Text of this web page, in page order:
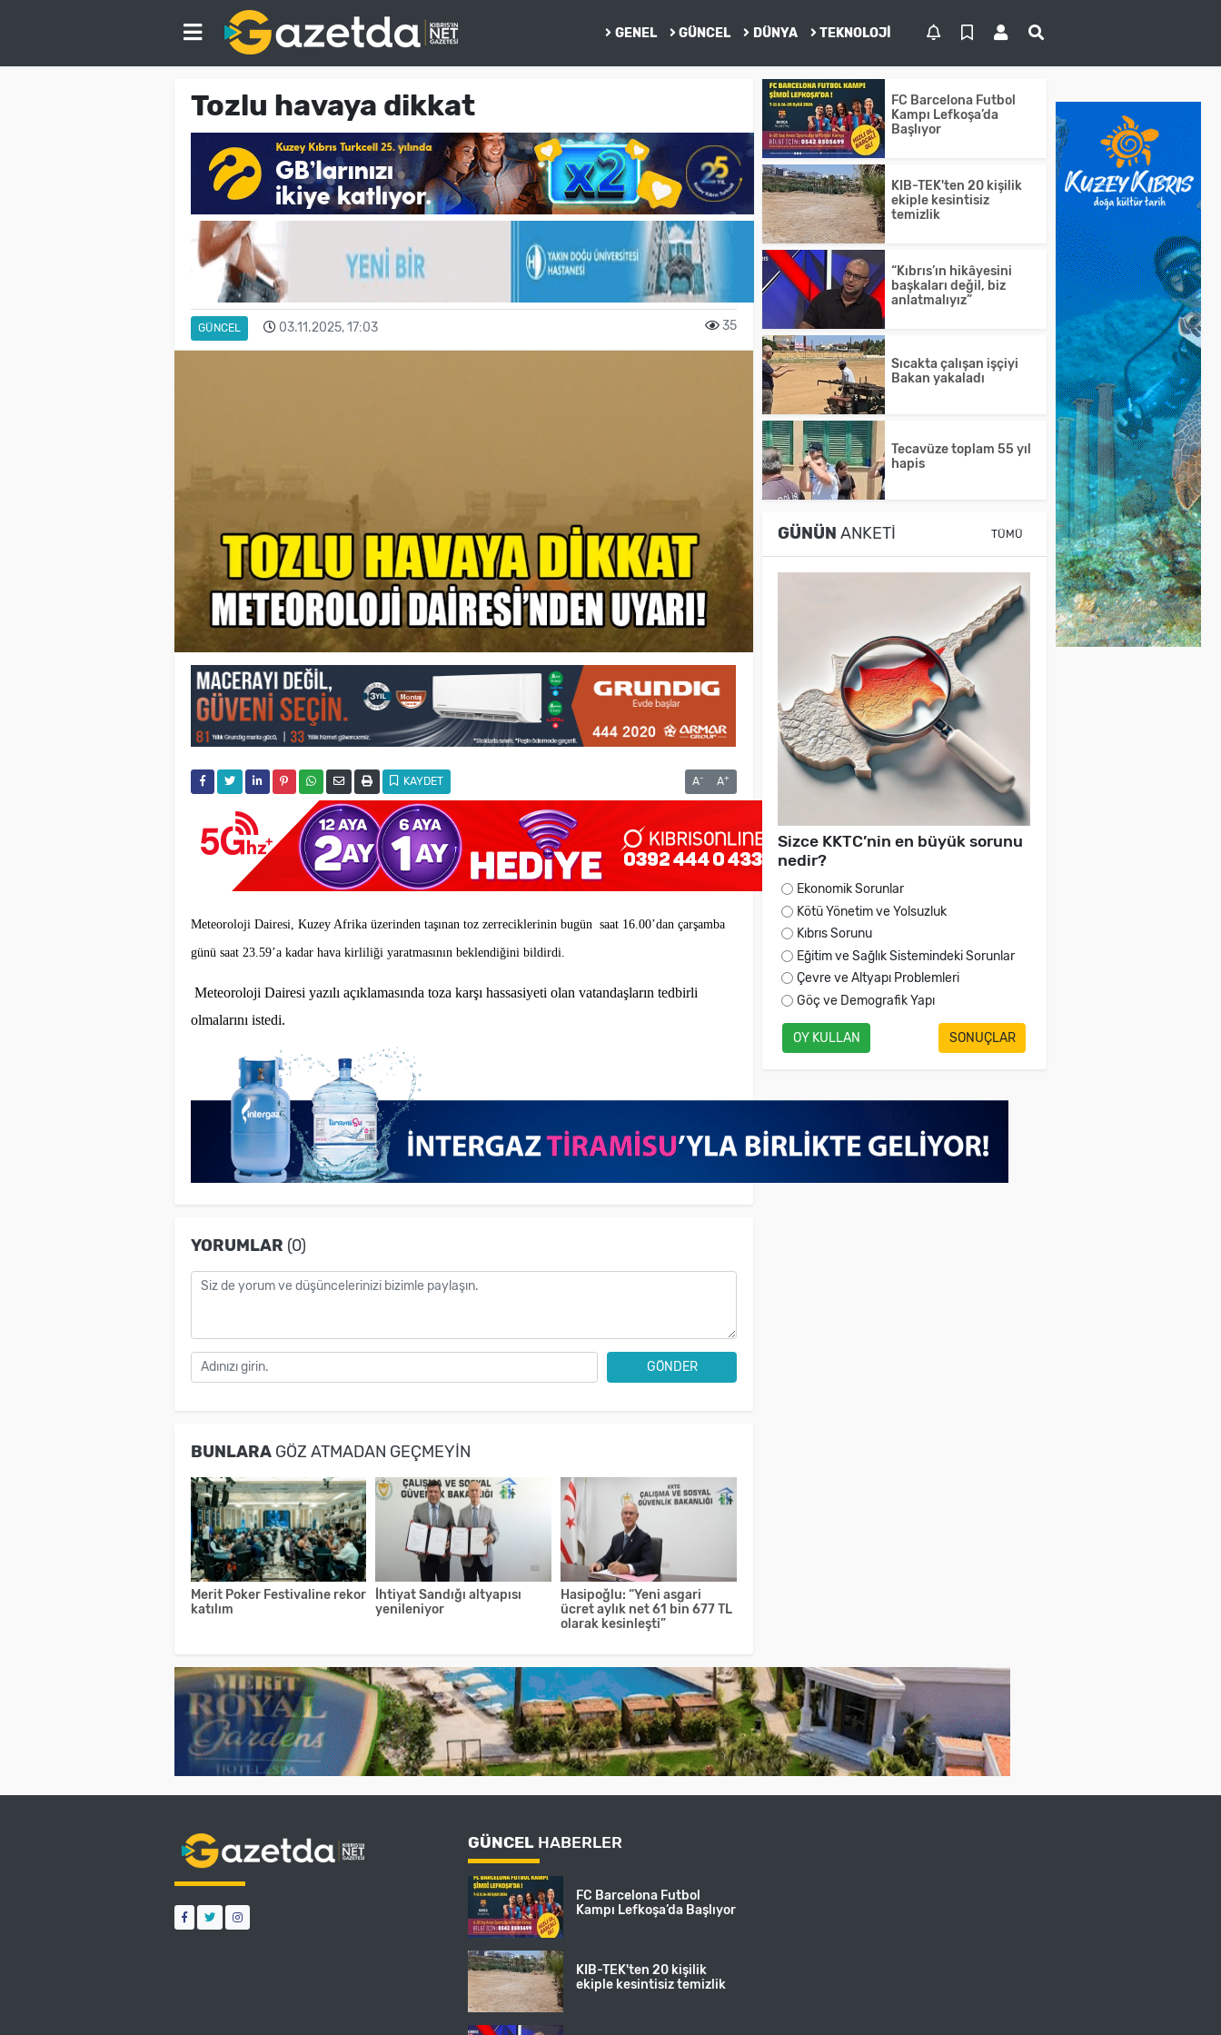
GENEL GÜNCEL DÜNYA TEKNOLOJI
Tozlu havaya dikkat
GÜNCEL 03.11.2025, 17:03 35
KAYDET A- A+
Meteoroloji Dairesi, Kuzey Afrika üzerinden taşınan toz zerreciklerinin bugün saat 16.00’dan çarşamba
günü saat 23.59’a kadar hava kirliliği yaratmasının beklendiğini bildirdi.
Meteoroloji Dairesi yazılı açıklamasında toza karşı hassasiyeti olan vatandaşların tedbirli
olmalarını istedi.
YORUMLAR (0)
GÖNDER
BUNLARAGÖZ ATMADAN GEÇMEYIN
Merit Poker Festivaline rekor
katılım
İhtiyat Sandığı altyapısı
yenileniyor
Hasipoğlu: “Yeni asgari
ücret aylık net 61 bin 677 TL
olarak kesinleşti”
FC Barcelona Futbol
Kampı Lefkoşa’da
Başlıyor
KIB-TEK'ten 20 kişilik
ekiple kesintisiz
temizlik
“Kıbrıs’ın hikâyesini
başkaları değil, biz
anlatmalıyız”
Sıcakta çalışan işçiyi
Bakan yakaladı
Tecavüze toplam 55 yıl
hapis
GÜNÜN ANKETI TÜMÜ
Sizce KKTC’nin en büyük sorunu
nedir?
Ekonomik Sorunlar
Kötü Yönetim ve Yolsuzluk
Kıbrıs Sorunu
Eğitim ve Sağlık Sistemindeki Sorunlar
Çevre ve Altyapı Problemleri
Göç ve Demografik Yapı
OY KULLAN SONUÇLAR
GÜNCEL HABERLER
FC Barcelona Futbol
Kampı Lefkoşa’da Başlıyor
KIB-TEK'ten 20 kişilik
ekiple kesintisiz temizlik